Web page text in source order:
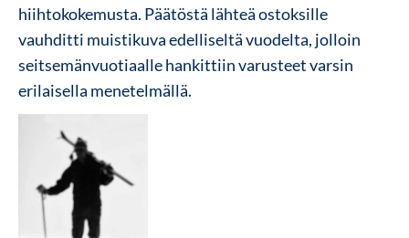
hiihtokokemusta. Päätöstä lähteä ostoksille
vauhditti muistikuva edelliseltä vuodelta, jolloin
seitsemänvuotiaalle hankittiin varusteet varsin
erilaisella menetelmällä.